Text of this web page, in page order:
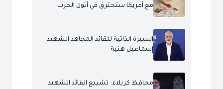
مع أمريكا ستحترق في أتون الحرب
السيرة الذاتية للقائد المجاهد الشهيد
إسماعيل هنية
محافظ كربلاء: تشييع القائد الشهيد